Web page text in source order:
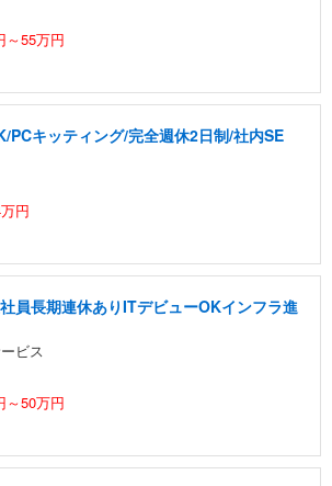
～55万円
PCキッティング/完全週休2日制/社内SE
円
員長期連休ありITデビューOKインフラ進
ビス
～50万円